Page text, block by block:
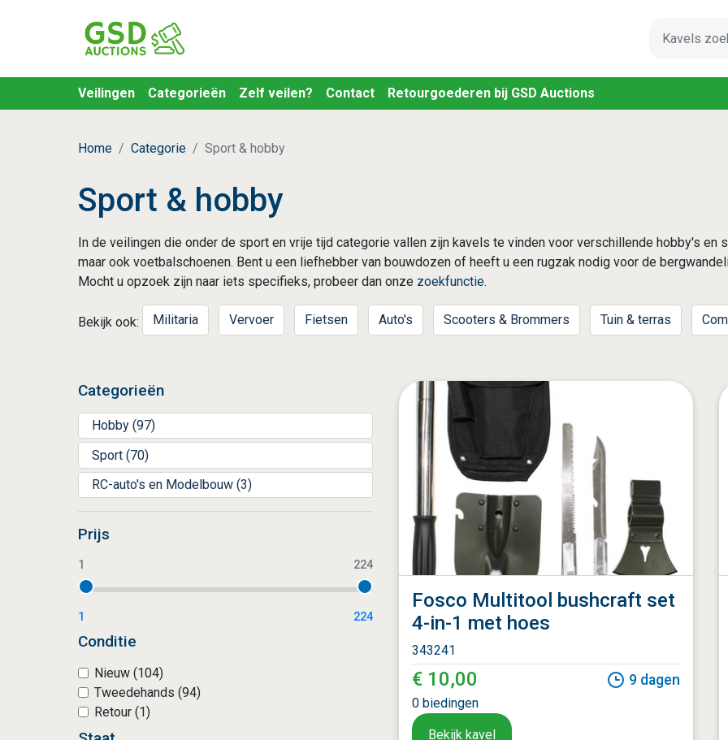
Veilingen Categorieën Zelf veilen? Contact Retourgoederen bij GSD Auctions
Home Categorie Sport & hobby
Sport & hobby
In de veilingen die onder de sport en vrije tijd categorie vallen zijn kavels te vinden voor verschillende hobby's en
maar ook voetbalschoenen. Bent u een liefhebber van bouwdozen of heeft u een rugzak nodig voor de
Mocht u opzoek zijn naar iets specifieks, probeer dan onze zoekfunctie.
Bekijk ook: Militaria Vervoer Fietsen Auto's Scooters & Brommers Tuin & terras
Categorieën
Hobby (97)
Sport (70)
RC-auto's en Modelbouw (3)
Prijs
1 224
1 224
Conditie
Nieuw (104)
Tweedehands (94)
Retour (1)
Fosco Multitool bushcraft set
4-in-1 met hoes
343241
€ 10,00
0 biedingen
9 dagen
Bekijk kavel